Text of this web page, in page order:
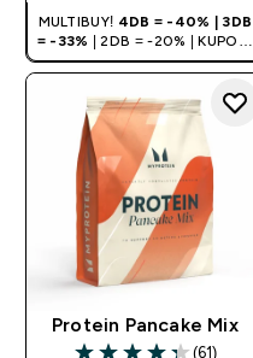
MULTIBUY! 4DB = -40% | 3DB
= -33%
| 2DB = -20% | KUPON:
DEALHU
Protein Pancake Mix
(61)